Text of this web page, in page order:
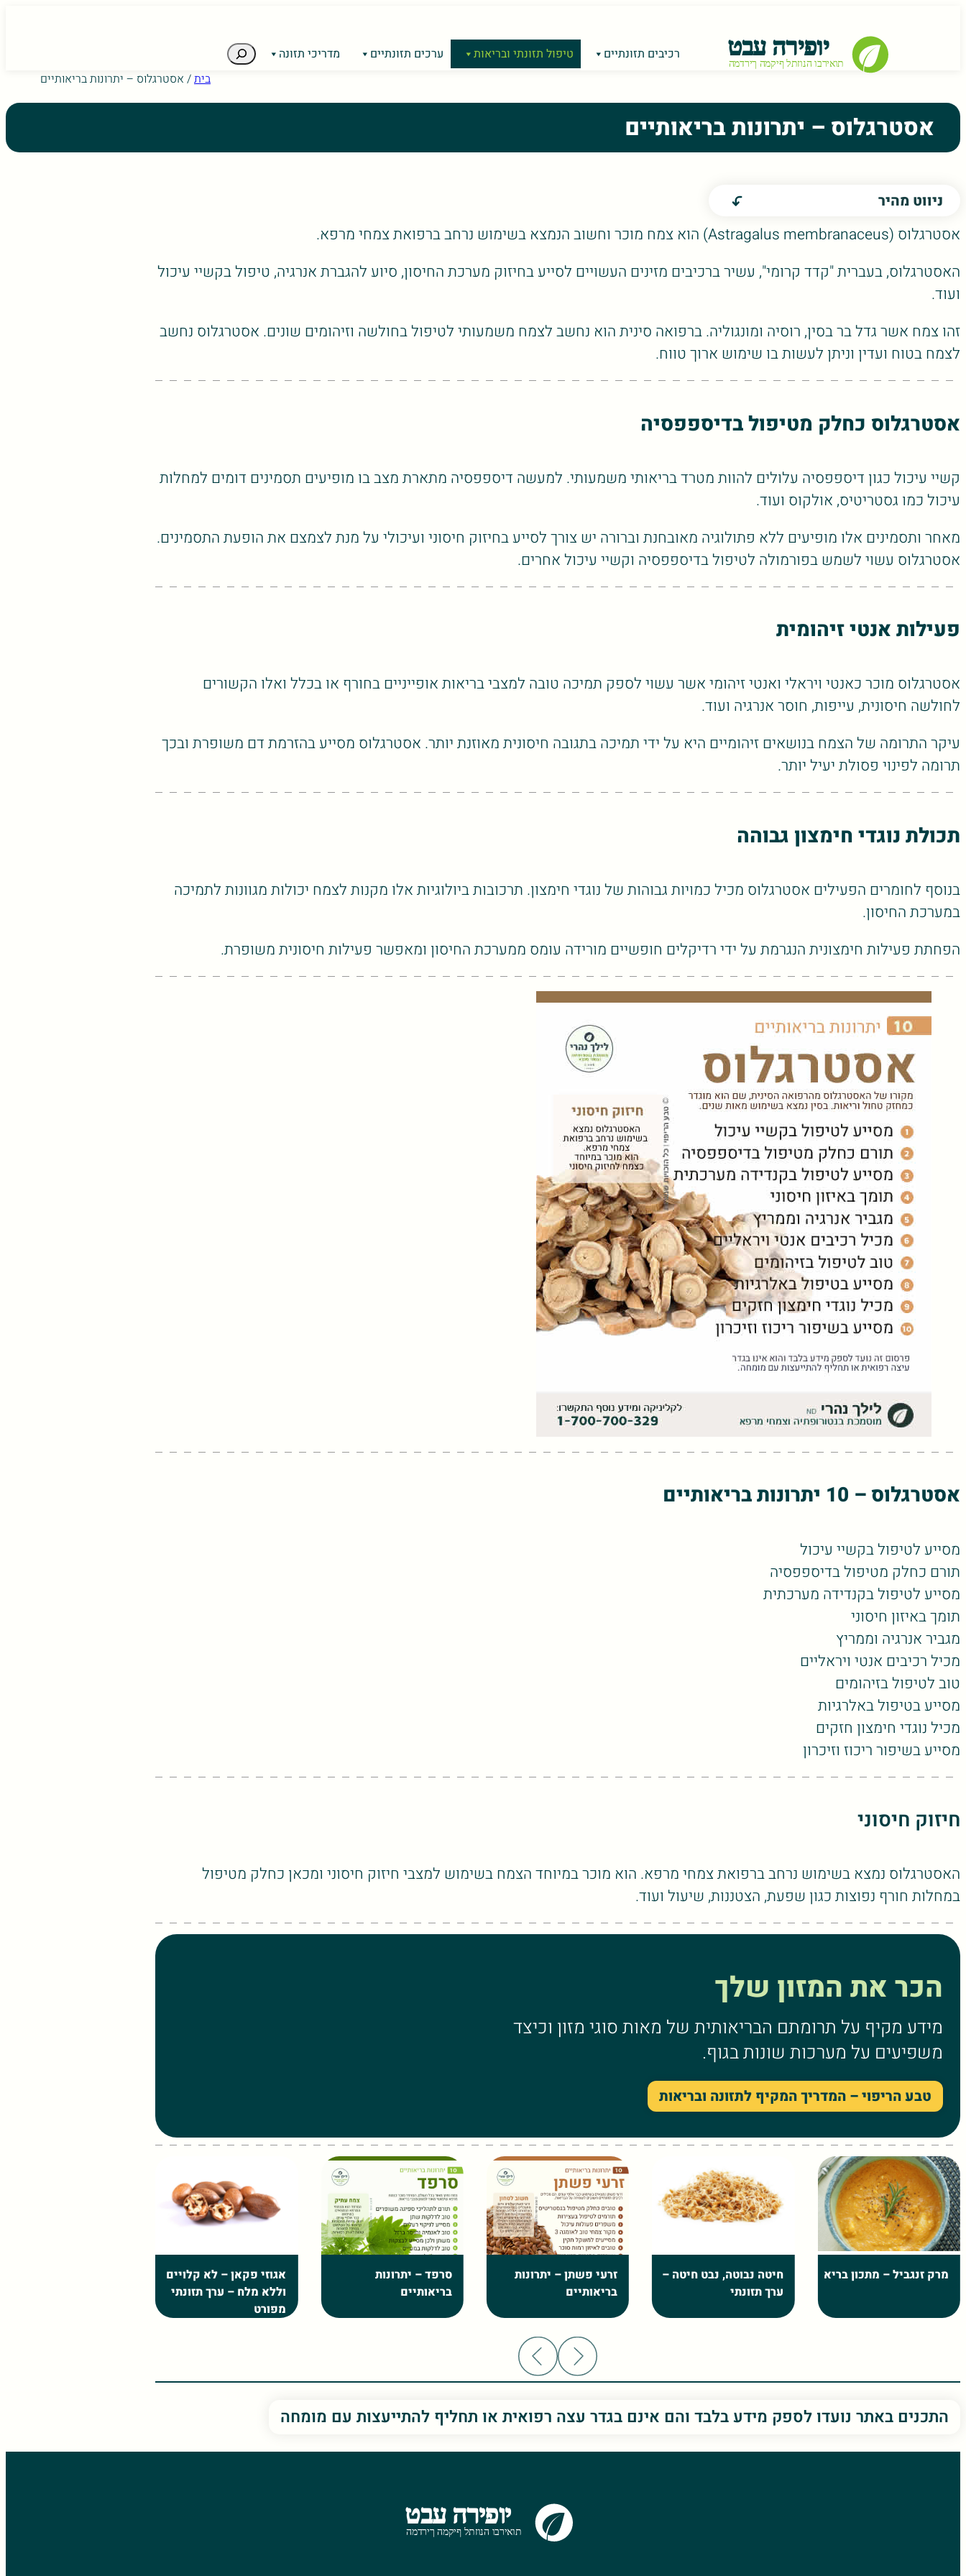
רכיבים תזונתיים טיפול תזונתי ובריאות ערכים תזונתיים מדריכי תזונה חיפוש
users, explore by touch or with swipe gestures.
בית/ אסטרגלוס – יתרונות בריאותיים
אסטרגלוס – יתרונות בריאותיים
ניווט מהיר
אסטרגלוס (Astragalus membranaceus) הוא צמח מוכר וחשוב הנמצא בשימוש נרחב ברפואת צמחי מרפא.
האסטרגלוס, בעברית "קדד קרומי", עשיר ברכיבים מזינים העשויים לסייע בחיזוק מערכת החיסון, סיוע להגברת אנרגיה, טיפול בקשיי עיכול
ועוד.
זהו צמח אשר גדל בר בסין, רוסיה ומונגוליה. ברפואה סינית הוא נחשב לצמח משמעותי לטיפול בחולשה וזיהומים שונים. אסטרגלוס נחשב
לצמח בטוח ועדין וניתן לעשות בו שימוש ארוך טווח.
אסטרגלוס כחלק מטיפול בדיספפסיה
קשיי עיכול כגון דיספפסיה עלולים להוות מטרד בריאותי משמעותי. למעשה דיספפסיה מתארת מצב בו מופיעים תסמינים דומים למחלות
עיכול כמו גסטריטיס, אולקוס ועוד.
מאחר ותסמינים אלו מופיעים ללא פתולוגיה מאובחנת וברורה יש צורך לסייע בחיזוק חיסוני ועיכולי על מנת לצמצם את הופעת התסמינים.
אסטרגלוס עשוי לשמש בפורמולה לטיפול בדיספפסיה וקשיי עיכול אחרים.
פעילות אנטי זיהומית
אסטרגלוס מוכר כאנטי ויראלי ואנטי זיהומי אשר עשוי לספק תמיכה טובה למצבי בריאות אופייניים בחורף או בכלל ואלו הקשורים
לחולשה חיסונית, עייפות, חוסר אנרגיה ועוד.
עיקר התרומה של הצמח בנושאים זיהומיים היא על ידי תמיכה בתגובה חיסונית מאוזנת יותר. אסטרגלוס מסייע בהזרמת דם משופרת ובכך
תרומה לפינוי פסולת יעיל יותר.
תכולת נוגדי חימצון גבוהה
בנוסף לחומרים הפעילים אסטרגלוס מכיל כמויות גבוהות של נוגדי חימצון. תרכובות ביולוגיות אלו מקנות לצמח יכולות מגוונות לתמיכה
במערכת החיסון.
הפחתת פעילות חימצונית הנגרמת על ידי רדיקלים חופשיים מורידה עומס ממערכת החיסון ומאפשר פעילות חיסונית משופרת.
אסטרגלוס – 10 יתרונות בריאותיים
מסייע לטיפול בקשיי עיכול
תורם כחלק מטיפול בדיספפסיה
מסייע לטיפול בקנדידה מערכתית
תומך באיזון חיסוני
מגביר אנרגיה וממריץ
מכיל רכיבים אנטי ויראליים
טוב לטיפול בזיהומים
מסייע בטיפול באלרגיות
מכיל נוגדי חימצון חזקים
מסייע בשיפור ריכוז וזיכרון
חיזוק חיסוני
האסטרגלוס נמצא בשימוש נרחב ברפואת צמחי מרפא. הוא מוכר במיוחד הצמח בשימוש למצבי חיזוק חיסוני ומכאן כחלק מטיפול
במחלות חורף נפוצות כגון שפעת, הצטננות, שיעול ועוד.
הכר את המזון שלך
מידע מקיף על תרומתם הבריאותית של מאות סוגי מזון וכיצד
משפיעים על מערכות שונות בגוף.
טבע הריפוי – המדריך המקיף לתזונה ובריאות
חיטה נבוטה, נבט חיטה –
זרעי פשתן – יתרונות
בריאותיים
סרפד – יתרונות
בריאותיים
אגוזי פקאן – לא קלויים
וללא מלח – ערך תזונתי
שעועית ירוקה – יתרונות
בריאותיים
התכנים באתר נועדו לספק מידע בלבד והם אינם בגדר עצה רפואית או תחליף להתייעצות עם מומחה